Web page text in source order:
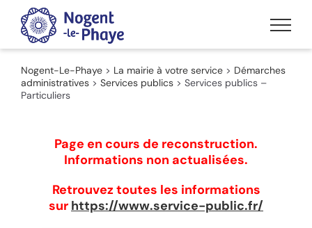
Passer
contenu
Nogent-Le-Phaye > La mairie à votre service > Démarches
administratives > Services publics > Services publics –
Particuliers
Page en cours de reconstruction.
Informations non actualisées.
Retrouvez toutes les informations
sur https://www.service-public.fr/